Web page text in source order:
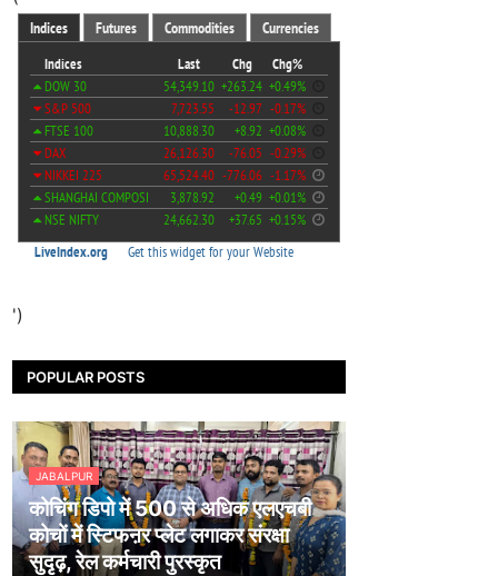
')
POPULAR POSTS
JABALPUR
कोचिंग डिपो में 500 से अधिक एलएचबी
कोचों में स्टिफऩर प्लेट लगाकर संरक्षा
सुदृढ़, रेल कर्मचारी पुरस्कृत